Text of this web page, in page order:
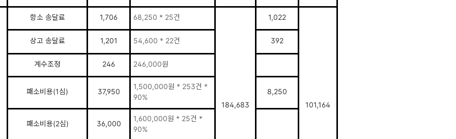
항소 송달료 1,706 68,250 * 25건
184,683
1,022
101,164
상고 송달료 1,201 54,600 * 22건 392
계수조정 246 246,000원
패소비용(1심) 37,950
1,500,000원 * 253건 *
90%
8,250
패소비용(2심) 36,000
1,600,000원 * 25건 *
90%